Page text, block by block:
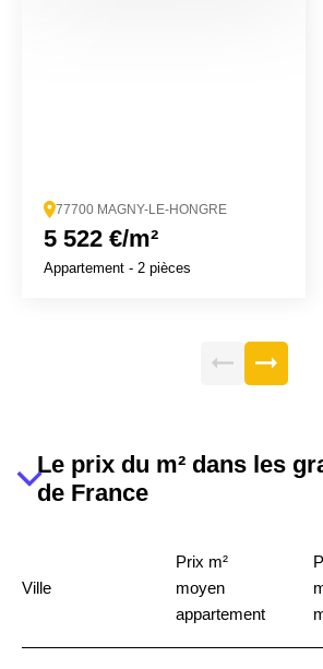
77700 MAGNY-LE-HONGRE
5 522 €/m²
Appartement - 2 pièces
Le prix du m² dans les
de France
Ville
Prix m²
moyen
appartement